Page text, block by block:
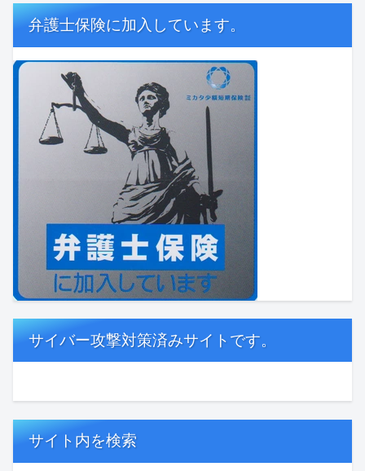
弁護士保険に加入しています。
サイバー攻撃対策済みサイトです。
サイト内を検索